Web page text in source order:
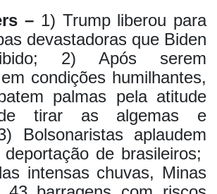
– 1) Trump liberou para
devastadoras que Biden
2) Após serem
condições humilhantes,
palmas pela atitude
tirar as algemas e
Bolsonaristas aplaudem
de brasileiros;
intensas chuvas, Minas